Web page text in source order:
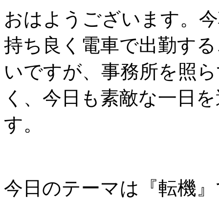
おはようございます。
持ち良く電車で出勤す
いですが、事務所を照
く、今日も素敵な一日
す。
今日のテーマは『転機